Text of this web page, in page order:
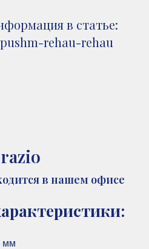
в статье:
rehau-rehau
в нашем офисе
мм